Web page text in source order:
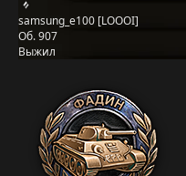
samsung_e100 [LOOOI]
Об. 907
Выжил